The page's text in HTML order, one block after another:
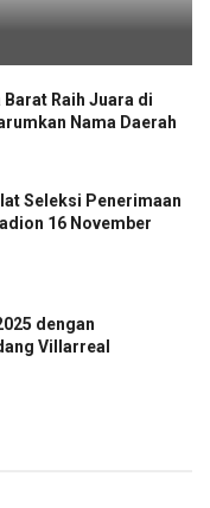
Raih Juara di
Nama Daerah
Seleksi Penerimaan
16 November
dengan
Villarreal